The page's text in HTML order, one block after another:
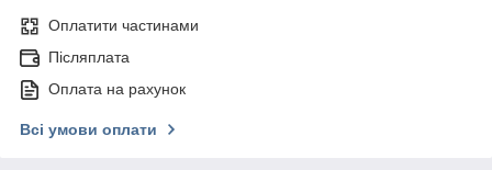
Оплатити частинами
Післяплата
Оплата на рахунок
Всі умови оплати